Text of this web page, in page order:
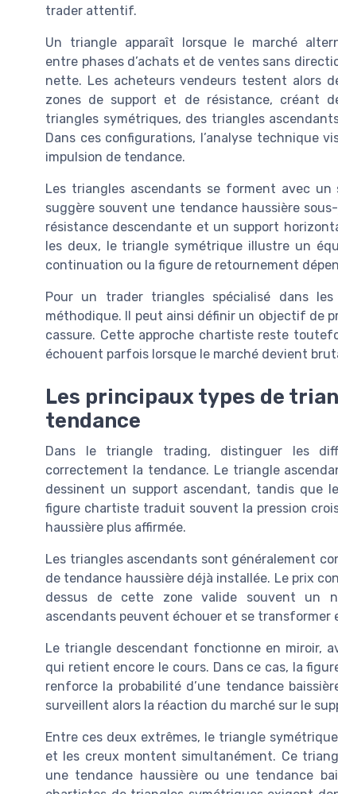
trader attentif.
Un triangle apparaît lorsque le marché
entre phases d’achats et de ventes sans
nette. Les acheteurs vendeurs testent alors
zones de support et de résistance, créant
triangles symétriques, des triangles
Dans ces configurations, l’analyse technique
impulsion de tendance.
Les triangles ascendants se forment avec
suggère souvent une tendance haussière
résistance descendante et un support
les deux, le triangle symétrique illustre un
continuation ou la figure de retournement
Pour un trader triangles spécialisé dans
méthodique. Il peut ainsi définir un objectif de
cassure. Cette approche chartiste reste
échouent parfois lorsque le marché devient
Les principaux types de
tendance
Dans le triangle trading, distinguer les
correctement la tendance. Le triangle
dessinent un support ascendant, tandis que
figure chartiste traduit souvent la pression
haussière plus affirmée.
Les triangles ascendants sont généralement
de tendance haussière déjà installée. Le prix
dessus de cette zone valide souvent un
ascendants peuvent échouer et se transformer
Le triangle descendant fonctionne en miroir,
qui retient encore le cours. Dans ce cas, la
renforce la probabilité d’une tendance
surveillent alors la réaction du marché sur le
Entre ces deux extrêmes, le triangle
et les creux montent simultanément. Ce
une tendance haussière ou une tendance